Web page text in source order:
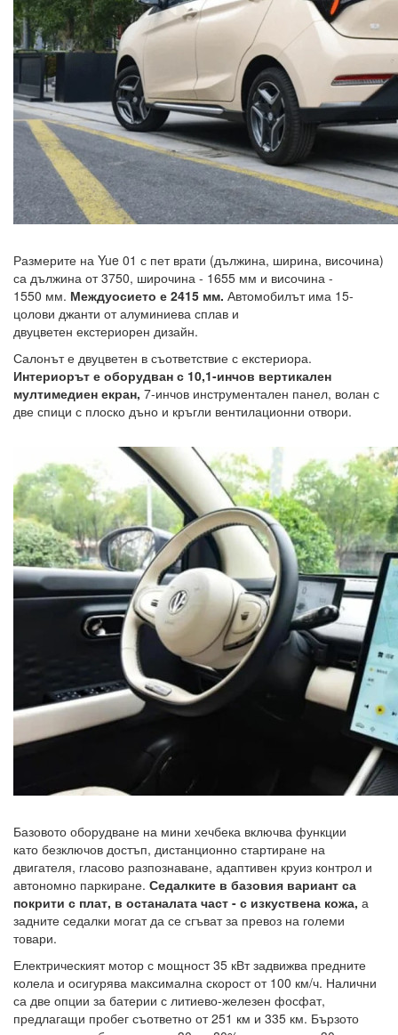
Размерите на Yue 01 с пет врати (дължина, ширина, височина)
са дължина от 3750, широчина - 1655 мм и височина -
1550 мм. Междуосието е 2415 мм. Автомобилът има 15-
цолови джанти от алуминиева сплав и
двуцветен екстериорен дизайн.
Салонът е двуцветен в съответствие с екстериора.
Интериорът е оборудван с 10,1-инчов вертикален
мултимедиен екран, 7-инчов инструментален панел, волан с
две спици с плоско дъно и кръгли вентилационни отвори.
Базовото оборудване на мини хечбека включва функции
като безключов достъп, дистанционно стартиране на
двигателя, гласово разпознаване, адаптивен круиз контрол и
автономно паркиране. Седалките в базовия вариант са
покрити с плат, в останалата част - с изкуствена кожа, а
задните седалки могат да се сгъват за превоз на големи
товари.
Електрическият мотор с мощност 35 кВт задвижва предните
колела и осигурява максимална скорост от 100 км/ч. Налични
са две опции за батерии с литиево-железен фосфат,
предлагащи пробег съответно от 251 км и 335 км. Бързото